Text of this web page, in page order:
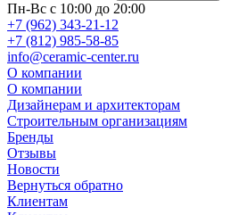
Пн-Вс с 10:00 до 20:00
+7 (962) 343-21-12
+7 (812) 985-58-85
info@ceramic-center.ru
О компании
О компании
Дизайнерам и архитекторам
Строительным организациям
Бренды
Отзывы
Новости
Вернуться обратно
Клиентам